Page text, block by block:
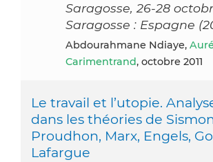
Saragosse, 26-28
Saragosse : Espagne
Abdourahmane Ndiaye,
Carimentrand, octobre 2011
Le travail et l’utopie.
dans les théories de
Proudhon, Marx, Engels,
Lafargue